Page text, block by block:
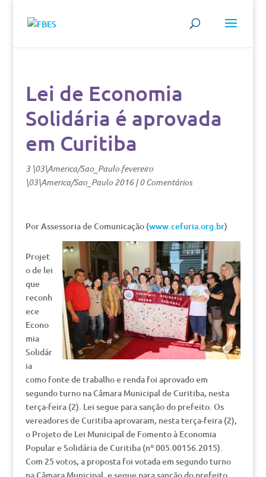
Lei de Economia
Solidária é aprovada
em Curitiba
3 \03\America/Sao_Paulo fevereiro
\03\America/Sao_Paulo 2016|0 Comentários
Por Assessoria de Comunicação (www.cefuria.org.br)
Projet
o de lei
que
reconh
ece
Econo
mia
Solidár
ia
como fonte de trabalho e renda foi aprovado em
segundo turno na Câmara Municipal de Curitiba, nesta
terça-feira (2). Lei segue para sanção do prefeito. Os
vereadores de Curitiba aprovaram, nesta terça-feira (2),
o Projeto de Lei Municipal de Fomento à Economia
Popular e Solidária de Curitiba (nº 005.00156.2015).
Com 25 votos, a proposta foi votada em segundo turno